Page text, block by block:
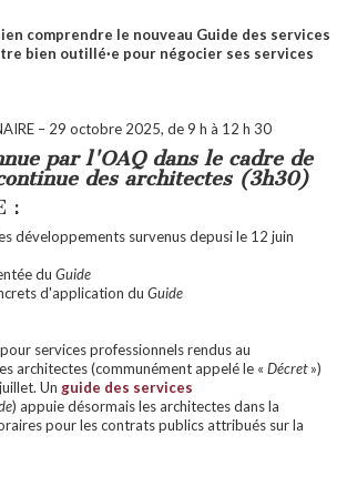
comprendre le nouveau Guide des services
bien outillé·e pour négocier ses services
– 29 octobre 2025, de 9 h à 12 h 30
par l'OAQ dans le cadre de
des architectes (3h30)
:
développements survenus depusi le 12 juin
du Guide
d'application du Guide
services professionnels rendus au
architectes (communément appelé le « Décret»)
Un guide des services
) appuie désormais les architectes dans la
pour les contrats publics attribués sur la